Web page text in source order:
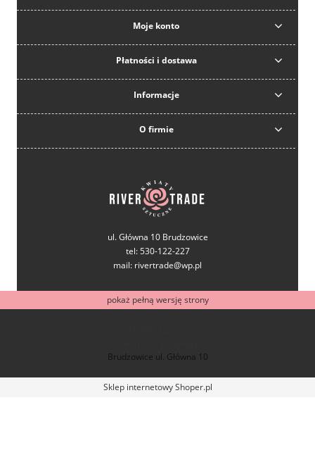
Moje konto
Płatności i dostawa
Informacje
O firmie
ul. Główna 10 Brudzowice
tel: 530-122-227
mail: rivertrade@wp.pl
pokaż pełną wersję strony
Brudzowice ul. Główna 10
Sklep internetowy Shoper.pl